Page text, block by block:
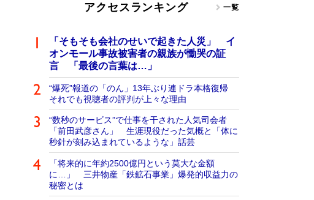
アクセスランキング 一覧
「そもそも会社のせいで起きた人災」 イ
オンモール事故被害者の親族が慟哭の証
言 「最後の言葉は…」
“爆死”報道の「のん」13年ぶり連ドラ本格復帰
それでも視聴者の評判が上々な理由
“数秒のサービス”で仕事を干された人気司会者
「前田武彦さん」 生涯現役だった気概と「体に
秒針が刻み込まれているような」話芸
「将来的に年約2500億円という莫大な金額
に…」 三井物産「鉄鉱石事業」爆発的収益力の
秘密とは